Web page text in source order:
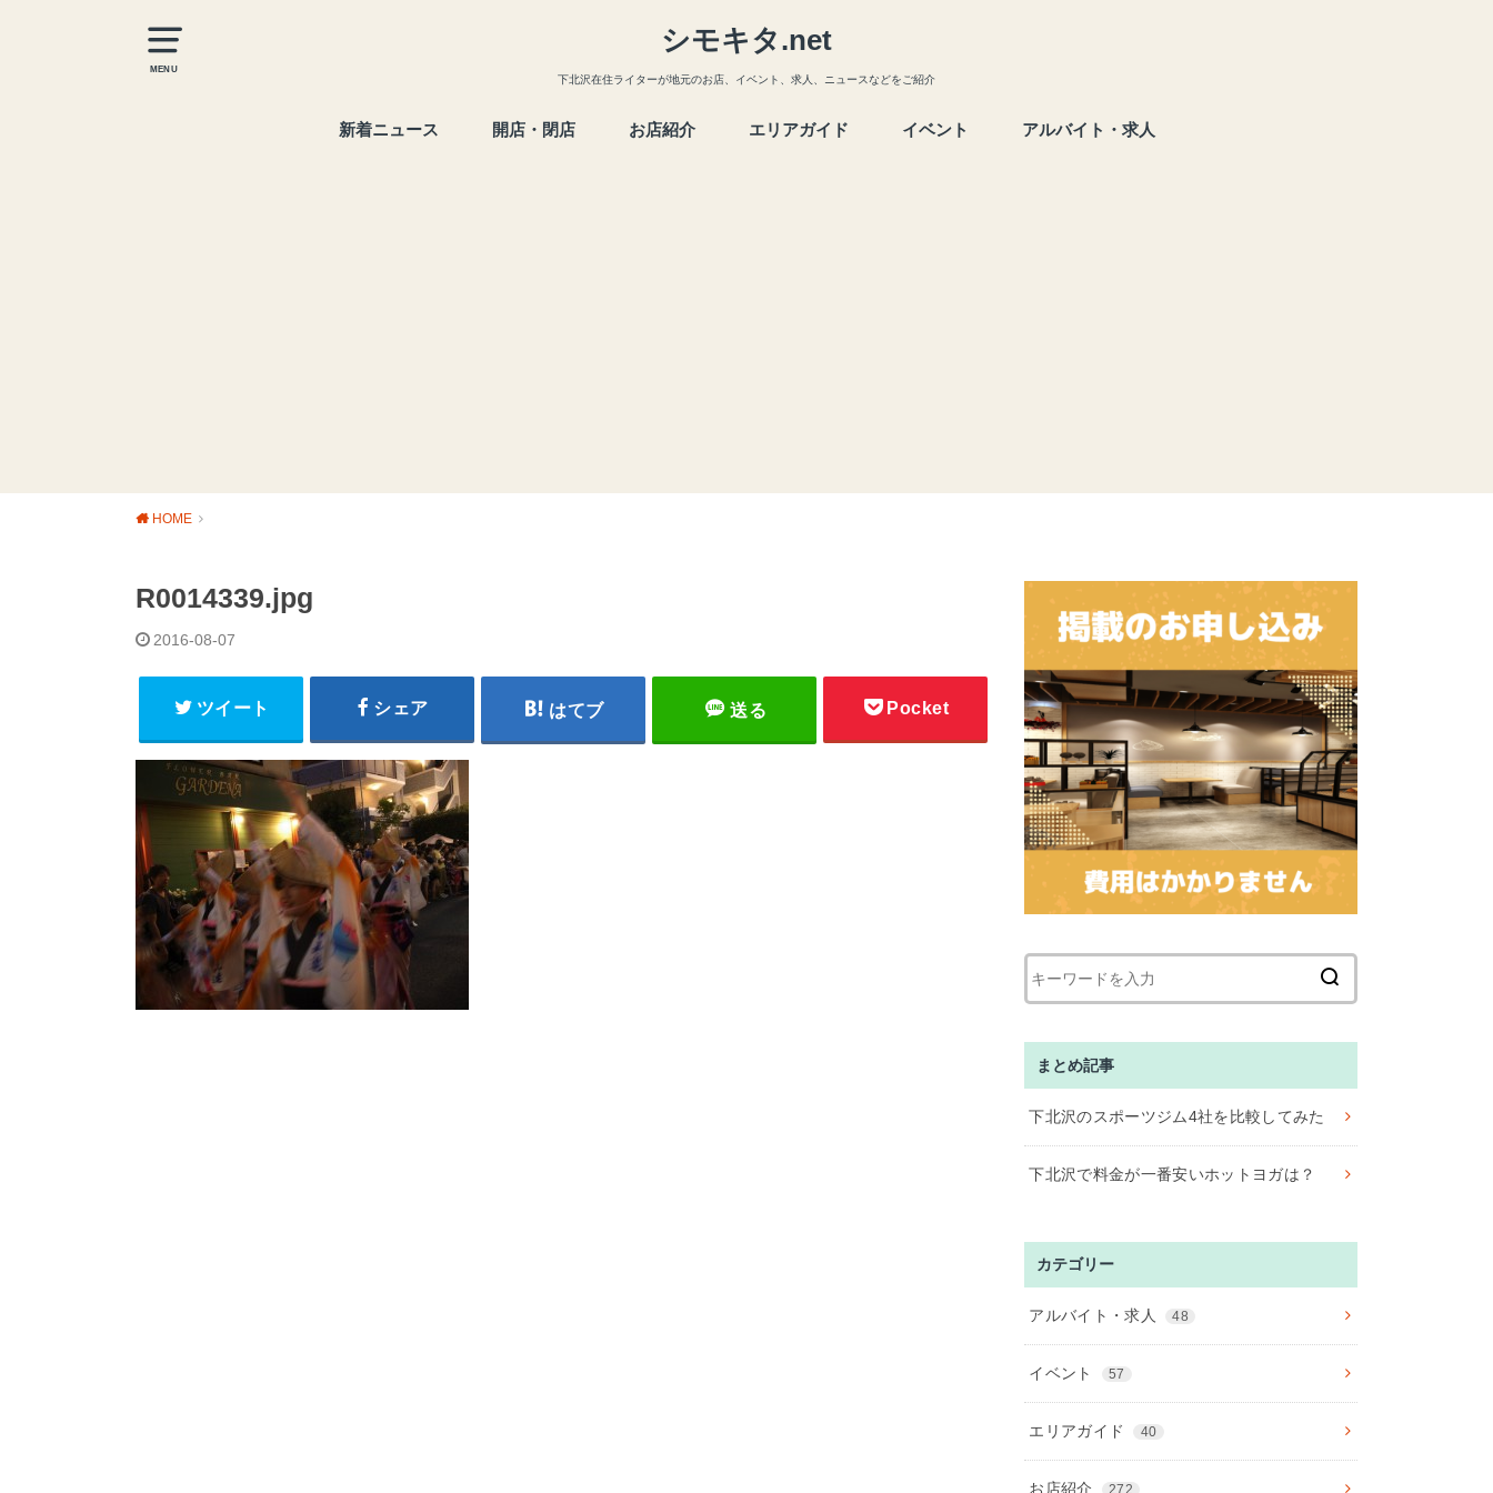
MENU
シモキタ.net
下北沢在住ライターが地元のお店、イベント、求人、ニュースなどをご紹介
新着ニュース 開店・閉店 お店紹介 エリアガイド イベント アルバイト・求人
HOME
R0014339.jpg
2016-08-07
ツイート シェア はてブ 送る Pocket
まとめ記事
下北沢のスポーツジム4社を比較してみた
下北沢で料金が一番安いホットヨガは？
カテゴリー
アルバイト・求人 48
イベント 57
エリアガイド 40
お店紹介 272